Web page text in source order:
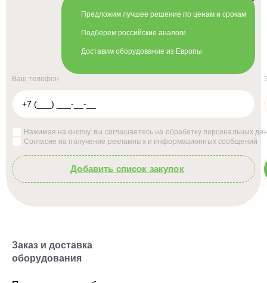
Ваш телефон
Добавить список закупок
Нажимая на кнопку, вы соглашаетесь на обработку персональных
Согласие на получение рекламных и информационных сообщений
Предложим лучшее решение по ценам и срокам
Подберем российские аналоги
Доставим оборудование из Европы
Заказ и доставка
оборудования